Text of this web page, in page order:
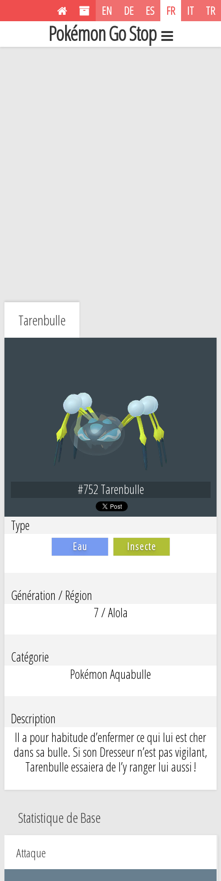
EN DE ES FR IT TR
Pokémon Go Stop
Tarenbulle
#752 Tarenbulle
Type
Eau Insecte
Génération / Région
7 / Alola
Catégorie
Pokémon Aquabulle
Description
Il a pour habitude d’enfermer ce qui lui est cher
dans sa bulle. Si son Dresseur n’est pas vigilant,
Tarenbulle essaiera de l’y ranger lui aussi !
Statistique de Base
Attaque